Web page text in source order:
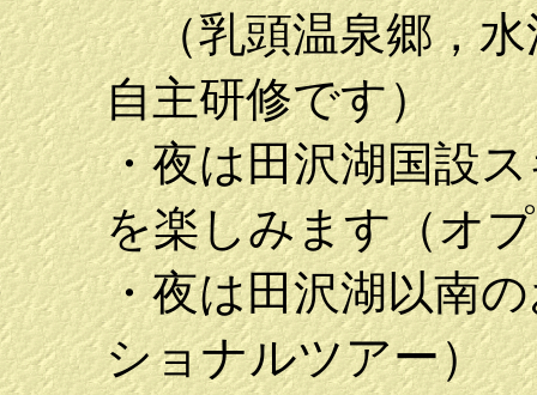
（乳頭温泉郷，水
自主研修です）
・夜は田沢湖国設
を楽しみます（オ
・夜は田沢湖以南
ショナルツアー）